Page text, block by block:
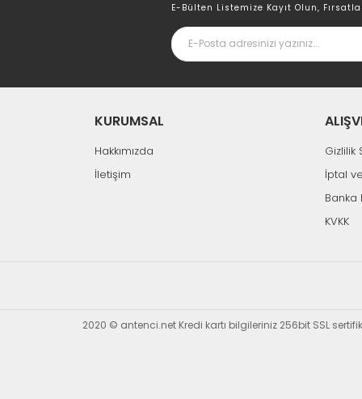
E-Bülten Listemize Kayıt Olun,
KURUMSAL
Hakkımızda
İletişim
Gizlilik
İptal
Banka
KVKK
2020 © antenci.net Kredi kartı bilgileriniz 256bit SSL